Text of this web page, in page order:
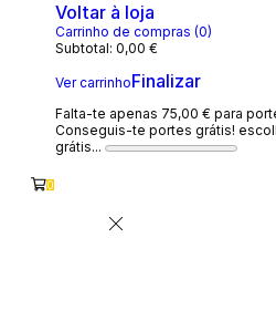
Voltar à loja
Carrinho de compras (0)
Subtotal: 0,00 €
Ver carrinhoFinalizar
Falta-te apenas 75,00 € para
Conseguis-te portes grátis!
grátis...
0